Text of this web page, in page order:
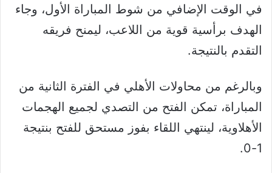
في الوقت الإضافي من شوط المباراة الأول، وجاء
الهدف برأسية قوية من اللاعب، ليمنح فريقه
التقدم بالنتيجة.
وبالرغم من محاولات الأهلي في الفترة الثانية من
المباراة، تمكن الفتح من التصدي لجميع الهجمات
الأهلاوية، لينتهي اللقاء بفوز مستحق للفتح بنتيجة
1-0.